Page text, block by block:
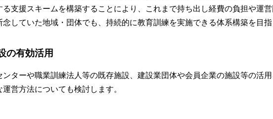
る支援スキームを構築することにより、これまで持ち出し経費の負担や運
念していた地域・団体でも、持続的に教育訓練を実施できる体系構築を目指
の有効活用
ンターや職業訓練法人等の既存施設、建設業団体や会員企業の施設等の活
営方法についても検討します。